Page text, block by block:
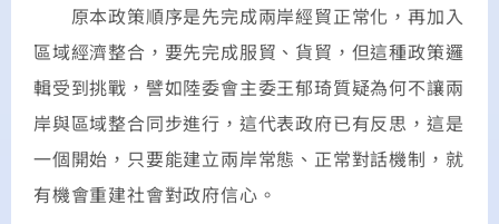
原本政策順序是先完成兩岸經貿正常化，再加入
區域經濟整合，要先完成服貿、貨貿，但這種政策邏
輯受到挑戰，譬如陸委會主委王郁琦質疑為何不讓兩
岸與區域整合同步進行，這代表政府已有反思，這是
一個開始，只要能建立兩岸常態、正常對話機制，就
有機會重建社會對政府信心。